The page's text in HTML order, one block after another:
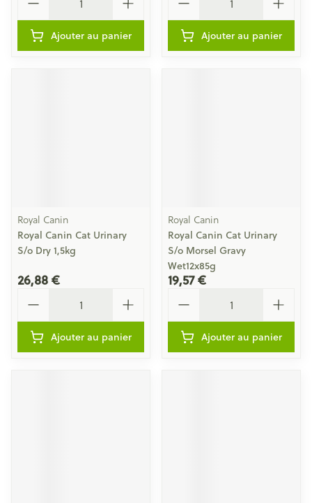
Ajouter au panier Ajouter au panier
Royal Canin
Royal Canin Cat Urinary
S/o Dry 1,5kg
26,88 €
Ajouter au panier
Royal Canin
Royal Canin Cat Urinary
S/o Morsel Gravy
Wet12x85g
19,57 €
Ajouter au panier